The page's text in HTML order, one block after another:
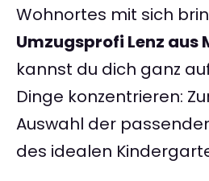
Wohnortes mit sich
Umzugsprofi Lenz aus
kannst du dich ganz
Dinge konzentrieren:
Auswahl der
des idealen